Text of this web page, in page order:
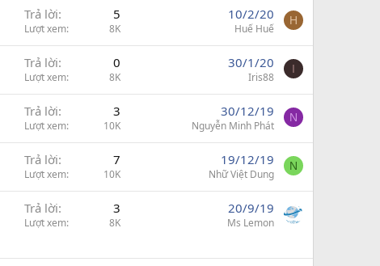
Trả lời 5
Lượt xem 8K
10/2/20
Huế Huế
H
Trả lời 0
Lượt xem 8K
30/1/20
Iris88
I
Trả lời 3
Lượt xem 10K
30/12/19
Nguyễn Minh Phát
N
Trả lời 7
Lượt xem 10K
19/12/19
Nhữ Việt Dung
N
Trả lời 3
Lượt xem 8K
20/9/19
Ms Lemon